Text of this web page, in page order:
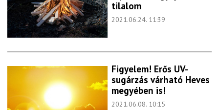
tilalom
2021.06.24. 11:39
Figyelem! Erős UV-
sugárzás várható Heves
megyében is!
2021.06.08. 10:15